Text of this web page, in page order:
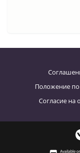
Положение
Согласие на